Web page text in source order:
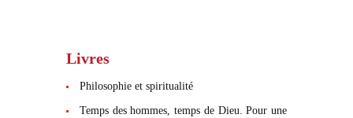
Livres
Philosophie et spiritualité
Temps des hommes, temps de Dieu. Pour une